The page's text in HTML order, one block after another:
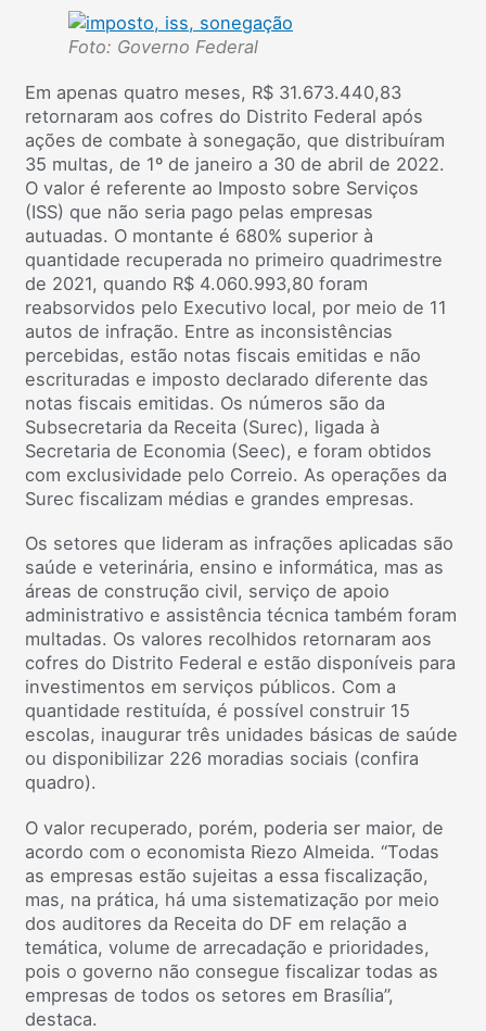
Foto: Governo Federal
Em apenas quatro meses, R$ 31.673.440,83
retornaram aos cofres do Distrito Federal após
ações de combate à sonegação, que distribuíram
35 multas, de 1º de janeiro a 30 de abril de 2022.
O valor é referente ao Imposto sobre Serviços
(ISS) que não seria pago pelas empresas
autuadas. O montante é 680% superior à
quantidade recuperada no primeiro quadrimestre
de 2021, quando R$ 4.060.993,80 foram
reabsorvidos pelo Executivo local, por meio de 11
autos de infração. Entre as inconsistências
percebidas, estão notas fiscais emitidas e não
escrituradas e imposto declarado diferente das
notas fiscais emitidas. Os números são da
Subsecretaria da Receita (Surec), ligada à
Secretaria de Economia (Seec), e foram obtidos
com exclusividade pelo Correio. As operações da
Surec fiscalizam médias e grandes empresas.
Os setores que lideram as infrações aplicadas são
saúde e veterinária, ensino e informática, mas as
áreas de construção civil, serviço de apoio
administrativo e assistência técnica também foram
multadas. Os valores recolhidos retornaram aos
cofres do Distrito Federal e estão disponíveis para
investimentos em serviços públicos. Com a
quantidade restituída, é possível construir 15
escolas, inaugurar três unidades básicas de saúde
ou disponibilizar 226 moradias sociais (confira
quadro).
O valor recuperado, porém, poderia ser maior, de
acordo com o economista Riezo Almeida. “Todas
as empresas estão sujeitas a essa fiscalização,
mas, na prática, há uma sistematização por meio
dos auditores da Receita do DF em relação a
temática, volume de arrecadação e prioridades,
pois o governo não consegue fiscalizar todas as
empresas de todos os setores em Brasília”,
destaca.